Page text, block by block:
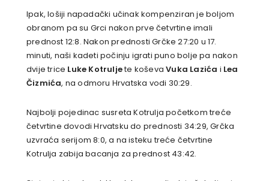
Ipak, lošiji napadački učinak kompenziran je boljom
obranom pa su Grci nakon prve četvrtine imali
prednost 12:8. Nakon prednosti Grčke 27:20 u 17.
minuti, naši kadeti počinju igrati puno bolje pa nakon
dvije trice Luke Kotruljete koševaVuka Lazića i Lea
Čizmića, na odmoru Hrvatska vodi 30:29.
Najbolji pojedinac susreta Kotrulja početkom treće
četvrtine dovodi Hrvatsku do prednosti 34:29, Grčka
uzvraća serijom 8:0, a na isteku treće četvrtine
Kotrulja zabija bacanja za prednost 43:42.